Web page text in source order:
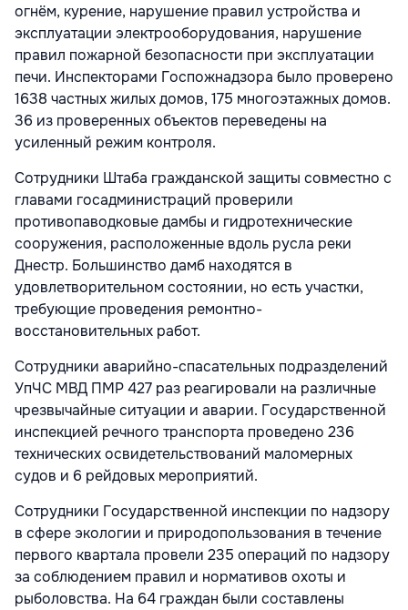
огнём, курение, нарушение правил устройства и
эксплуатации электрооборудования, нарушение
правил пожарной безопасности при эксплуатации
печи. Инспекторами Госпожнадзора было проверено
1638 частных жилых домов, 175 многоэтажных домов.
36 из проверенных объектов переведены на
усиленный режим контроля.
Сотрудники Штаба гражданской защиты совместно с
главами госадминистраций проверили
противопаводковые дамбы и гидротехнические
сооружения, расположенные вдоль русла реки
Днестр. Большинство дамб находятся в
удовлетворительном состоянии, но есть участки,
требующие проведения ремонтно-
восстановительных работ.
Сотрудники аварийно-спасательных подразделений
УпЧС МВД ПМР 427 раз реагировали на различные
чрезвычайные ситуации и аварии. Государственной
инспекцией речного транспорта проведено 236
технических освидетельствований маломерных
судов и 6 рейдовых мероприятий.
Сотрудники Государственной инспекции по надзору
в сфере экологии и природопользования в течение
первого квартала провели 235 операций по надзору
за соблюдением правил и нормативов охоты и
рыболовства. На 64 граждан были составлены